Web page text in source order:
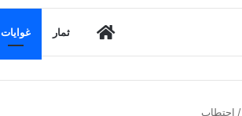
الرئيسية
ثمار غوايات
/ احتطاب